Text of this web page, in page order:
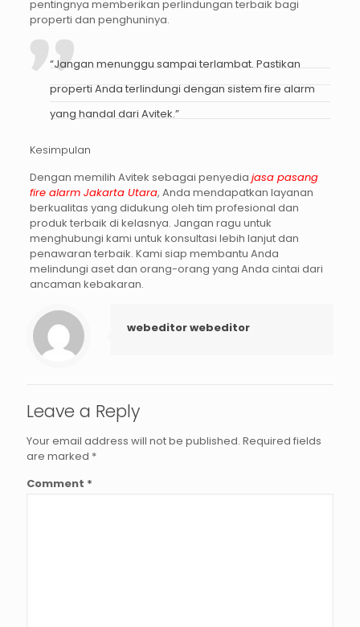
pentingnya memberikan perlindungan terbaik bagi
properti dan penghuninya.
“Jangan menunggu sampai terlambat. Pastikan
properti Anda terlindungi dengan sistem fire alarm
yang handal dari Avitek.”
Kesimpulan
Dengan memilih Avitek sebagai penyedia jasa pasang
fire alarm Jakarta Utara, Anda mendapatkan layanan
berkualitas yang didukung oleh tim profesional dan
produk terbaik di kelasnya. Jangan ragu untuk
menghubungi kami untuk konsultasi lebih lanjut dan
penawaran terbaik. Kami siap membantu Anda
melindungi aset dan orang-orang yang Anda cintai dari
ancaman kebakaran.
webeditor webeditor
Leave a Reply
Your email address will not be published. Required fields
are marked *
Comment *